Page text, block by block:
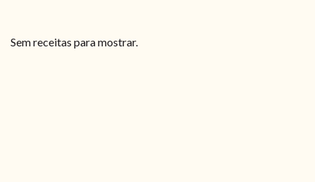
Sem receitas para mostrar.